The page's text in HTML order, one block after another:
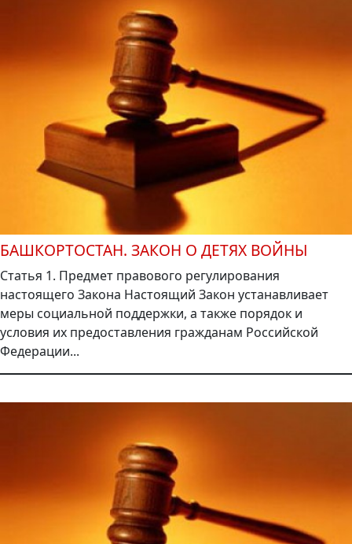
БАШКОРТОСТАН. ЗАКОН О ДЕТЯХ ВОЙНЫ
Статья 1. Предмет правового регулирования
настоящего Закона Настоящий Закон устанавливает
меры социальной поддержки, а также порядок и
условия их предоставления гражданам Российской
Федерации...